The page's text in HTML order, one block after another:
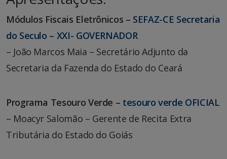
Módulos Fiscais Eletrônicos – SEFAZ-CE Secretaria
do Seculo – XXI- GOVERNADOR
– João Marcos Maia – Secretário Adjunto da
Secretaria da Fazenda do Estado do Ceará
Programa Tesouro Verde – tesouro verde OFICIAL
– Moacyr Salomão – Gerente de Recita Extra
Tributária do Estado do Goiás